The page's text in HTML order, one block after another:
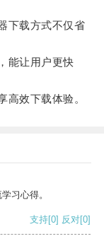
载方式不仅省
能让用户更快
效下载体验。
习心得。
支持[0] 反对[0]